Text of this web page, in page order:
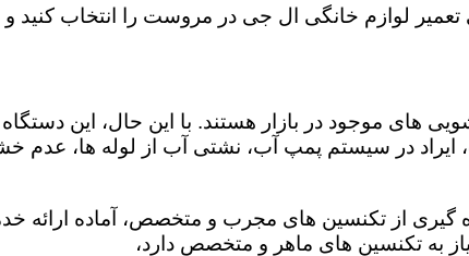
تعمیر لوازم خانگی ال جی در مروست را انتخاب کنید و
های موجود در بازار هستند. با این حال، این
در سیستم پمپ آب، نشتی آب از لوله ها،
از تکنسین های مجرب و متخصص، آماده ارائه
به تکنسین های ماهر و متخصص دارد،